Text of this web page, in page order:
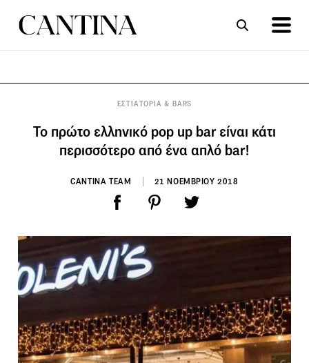
ΕΣΤΙΑΤΟΡΙΑ & BARS
Το πρώτο ελληνικό pop up bar είναι κάτι
περισσότερο από ένα απλό bar!
CANTINA TEAM 21 ΝΟΕΜΒΡΙΟΥ 2018